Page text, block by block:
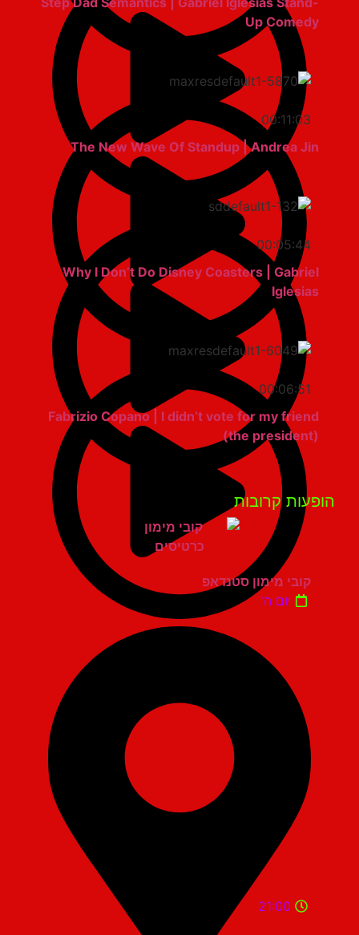
Up Comedy
00:11:03
The New Wave Of Standup | Andrea Jin
00:05:44
Why I Don’t Do Disney Coasters | Gabriel
Iglesias
00:06:51
Fabrizio Copano | I didn’t vote for my friend
(the president)
קרובות
קובי מימון סטנדאפ
יום ה'
21:00